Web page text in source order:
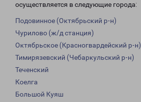
осуществляется в следующие города:
Подовинное (Октябрьский р-н)
Чурилово (ж/д станция)
Октябрьское (Красногвардейский р-н)
Тимирязевский (Чебаркульский р-н)
Теченский
Коелга
Большой Куяш